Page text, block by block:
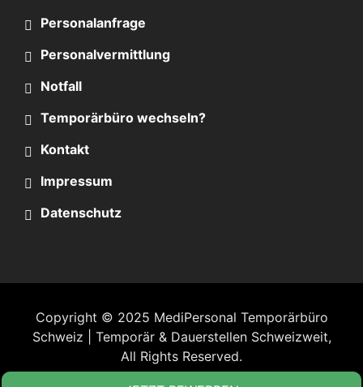
Personalanfrage
Personalvermittlung
Notfall
Temporärbüro wechseln?
Kontakt
Impressum
Datenschutz
Copyright © 2025 MediPersonal Temporärbüro
Schweiz | Temporär & Dauerstellen Schweizweit,
All Rights Reserved.